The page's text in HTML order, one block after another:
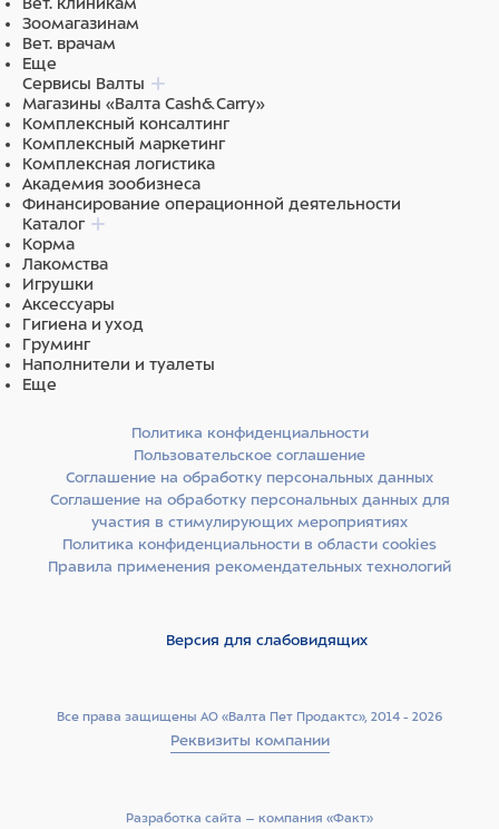
Зоомагазинам
Вет. врачам
Еще
Сервисы Валты
Магазины «Валта Cash&Carry»
Комплексный консалтинг
Комплексный маркетинг
Комплексная логистика
Академия зообизнеса
Финансирование операционной деятельности
Каталог
Корма
Лакомства
Игрушки
Аксессуары
Гигиена и уход
Груминг
Наполнители и туалеты
Еще
Все права защищены АО «Валта Пет Продактс», 2014 - 2026
Реквизиты компании
Политика конфиденциальности
Пользовательское соглашение
Соглашение на обработку персональных данных
Соглашение на обработку персональных данных для
участия в стимулирующих мероприятиях
Политика конфиденциальности в области cookies
Правила применения рекомендательных технологий
Версия для слабовидящих
Разработка сайта –­ компания «Факт»